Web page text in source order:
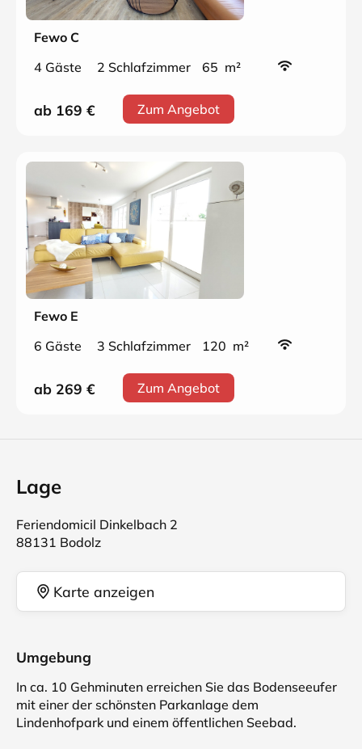
Fewo C
4 Gäste
2 Schlafzimmer 65 m²
ab 169 € Zum Angebot
Fewo E
6 Gäste
3 Schlafzimmer 120 m²
ab 269 € Zum Angebot
Lage
Feriendomicil Dinkelbach 2
88131 Bodolz
Karte anzeigen
Umgebung
In ca. 10 Gehminuten erreichen Sie das Bodenseeufer
mit einer der schönsten Parkanlage dem
Lindenhofpark und einem öffentlichen Seebad.